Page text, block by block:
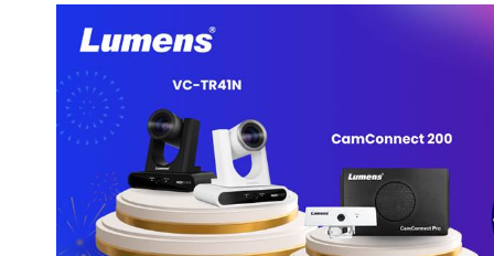
· 松下投影机赋能LYMB.iO的MultiBall系统，打造新一代体育与